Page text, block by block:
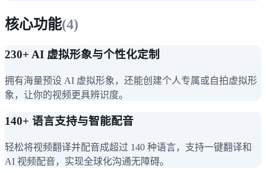
核心功能(4)
230+ AI 虚拟形象与个性化定制
拥有海量预设 AI 虚拟形象，还能创建个人专属或自拍虚拟形
象，让你的视频更具辨识度。
140+ 语言支持与智能配音
轻松将视频翻译并配音成超过 140 种语言，支持一键翻译和
AI 视频配音，实现全球化沟通无障碍。